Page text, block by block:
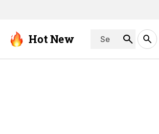
Hot New